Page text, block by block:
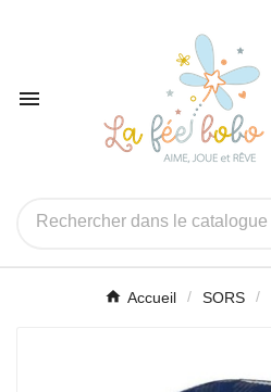

Accueil SORS